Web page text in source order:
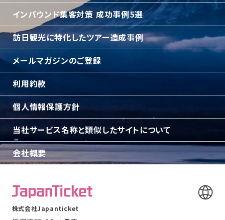
インバウンド集客対策 成功事例5選
訪日観光に特化したツアー造成事例
メールマガジンのご登録
利用約款
個人情報保護方針
当社サービス名称と類似したサイトについて
会社概要
株式会社Japanticket